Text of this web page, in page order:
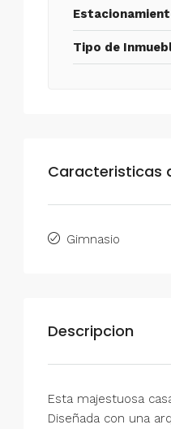
Tipo de
Caracteristicas
Gimnasio
Descripcion
Esta majestuosa
Diseñada con una